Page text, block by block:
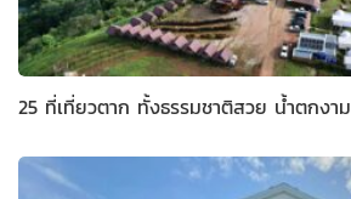
25 ที่เที่ยวตาก ทั้งธรรมชาติสวย น้ำตกงาม